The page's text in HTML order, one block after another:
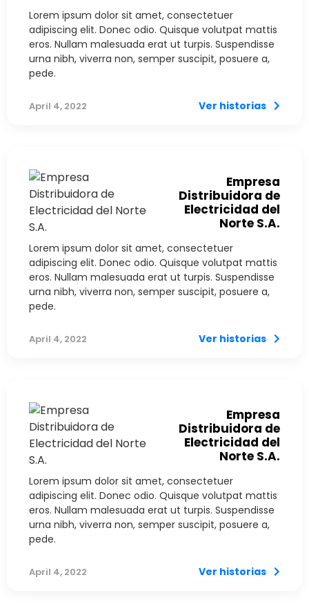
Lorem ipsum dolor sit amet, consectetuer
adipiscing elit. Donec odio. Quisque volutpat mattis
eros. Nullam malesuada erat ut turpis. Suspendisse
urna nibh, viverra non, semper suscipit, posuere a,
pede.
April 4, 2022 Ver historias
Empresa
Distribuidora de
Electricidad del
Norte S.A.
Lorem ipsum dolor sit amet, consectetuer
adipiscing elit. Donec odio. Quisque volutpat mattis
eros. Nullam malesuada erat ut turpis. Suspendisse
urna nibh, viverra non, semper suscipit, posuere a,
pede.
April 4, 2022 Ver historias
Empresa
Distribuidora de
Electricidad del
Norte S.A.
Lorem ipsum dolor sit amet, consectetuer
adipiscing elit. Donec odio. Quisque volutpat mattis
eros. Nullam malesuada erat ut turpis. Suspendisse
urna nibh, viverra non, semper suscipit, posuere a,
pede.
April 4, 2022 Ver historias